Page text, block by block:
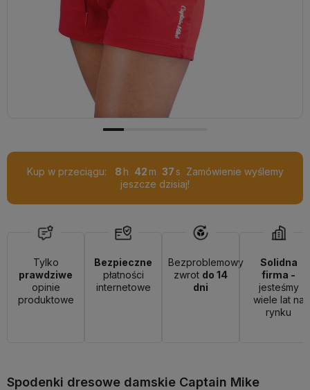
Kup w przeciągu: 8 42 36
Zamówienie wyślemy
jeszcze dzisiaj!
Tylko
prawdziwe
opinie
produktowe
Bezpieczne
płatności
internetowe
Bezproblemowy
zwrot do 14
dni
Solidna
firma -
jesteśmy
wiele lat na
rynku
Spodenki dresowe damskie Captain Mike